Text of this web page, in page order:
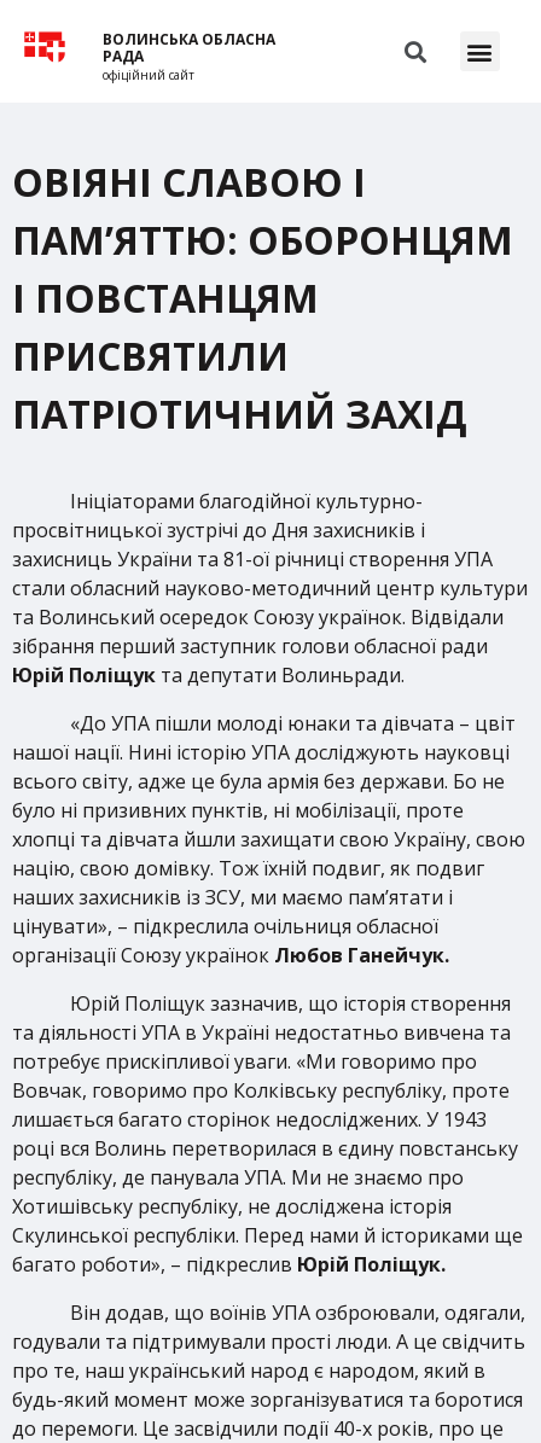
ВОЛИНСЬКА ОБЛАСНА
РАДА
офіційний сайт
ОВІЯНІ СЛАВОЮ І
ПАМ’ЯТТЮ: ОБОРОНЦЯМ
І ПОВСТАНЦЯМ
ПРИСВЯТИЛИ
ПАТРІОТИЧНИЙ ЗАХІД
Ініціаторами благодійної культурно-
просвітницької зустрічі до Дня захисників і
захисниць України та 81-ої річниці створення УПА
стали обласний науково-методичний центр культури
та Волинський осередок Союзу українок. Відвідали
зібрання перший заступник голови обласної ради
Юрій Поліщук та депутати Волиньради.
«До УПА пішли молоді юнаки та дівчата – цвіт
нашої нації. Нині історію УПА досліджують науковці
всього світу, адже це була армія без держави. Бо не
було ні призивних пунктів, ні мобілізації, проте
хлопці та дівчата йшли захищати свою Україну, свою
націю, свою домівку. Тож їхній подвиг, як подвиг
наших захисників із ЗСУ, ми маємо пам’ятати і
цінувати», – підкреслила очільниця обласної
організації Союзу українок Любов Ганейчук.
Юрій Поліщук зазначив, що історія створення
та діяльності УПА в Україні недостатньо вивчена та
потребує прискіпливої уваги. «Ми говоримо про
Вовчак, говоримо про Колківську республіку, проте
лишається багато сторінок недосліджених. У 1943
році вся Волинь перетворилася в єдину повстанську
республіку, де панувала УПА. Ми не знаємо про
Хотишівську республіку, не досліджена історія
Скулинської республіки. Перед нами й істориками ще
багато роботи», – підкреслив Юрій Поліщук.
Він додав, що воїнів УПА озброювали, одягали,
годували та підтримували прості люди. А це свідчить
про те, наш український народ є народом, який в
будь-який момент може зорганізуватися та боротися
до перемоги. Це засвідчили події 40-х років, про це